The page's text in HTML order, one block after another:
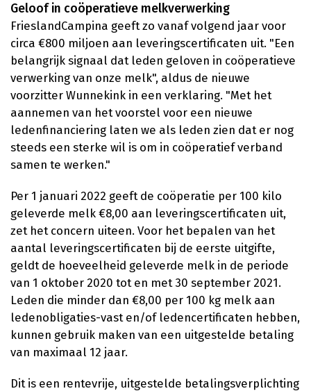
Geloof in coöperatieve melkverwerking
FrieslandCampina geeft zo vanaf volgend jaar voor
circa €800 miljoen aan leveringscertificaten uit. "Een
belangrijk signaal dat leden geloven in coöperatieve
verwerking van onze melk", aldus de nieuwe
voorzitter Wunnekink in een verklaring. "Met het
aannemen van het voorstel voor een nieuwe
ledenfinanciering laten we als leden zien dat er nog
steeds een sterke wil is om in coöperatief verband
samen te werken."
Per 1 januari 2022 geeft de coöperatie per 100 kilo
geleverde melk €8,00 aan leveringscertificaten uit,
zet het concern uiteen. Voor het bepalen van het
aantal leveringscertificaten bij de eerste uitgifte,
geldt de hoeveelheid geleverde melk in de periode
van 1 oktober 2020 tot en met 30 september 2021.
Leden die minder dan €8,00 per 100 kg melk aan
ledenobligaties-vast en/of ledencertificaten hebben,
kunnen gebruik maken van een uitgestelde betaling
van maximaal 12 jaar.
Dit is een rentevrije, uitgestelde betalingsverplichting